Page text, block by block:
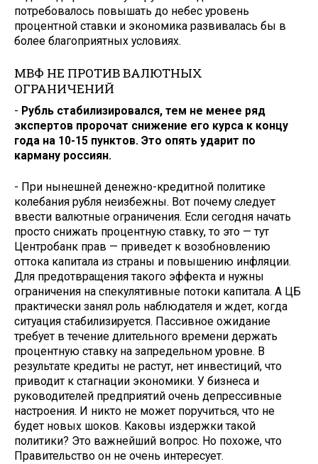
потребовалось повышать до небес уровень
процентной ставки и экономика развивалась бы в
более благоприятных условиях.
МВФ НЕ ПРОТИВ ВАЛЮТНЫХ
ОГРАНИЧЕНИЙ
- Рубль стабилизировался, тем не менее ряд
экспертов пророчат снижение его курса к концу
года на 10-15 пунктов. Это опять ударит по
карману россиян.
- При нынешней денежно-кредит­ной политике
колебания рубля неиз­бежны. Вот почему следует
ввести валютные ограничения. Если сегод­ня начать
просто снижать процент­ную ставку, то это — тут
Центробанк прав — приведет к возобновлению
оттока капитала из страны и повышению инфляции.
Для предотвраще­ния такого эффекта и нужны
ограни­чения на спекулятивные потоки ка­питала. А ЦБ
практически занял роль наблюдателя и ждет, когда
ситуация стабилизируется. Пассивное ожида­ние
требует в течение длительного времени держать
процентную ставку на запредельном уровне. В
результа­те кредиты не растут, нет инвести­ций, что
приводит к стагнации эко­номики. У бизнеса и
руководителей предприятий очень депрессивные
настроения. И никто не может по­ручиться, что не
будет новых шоков. Каковы издержки такой
политики? Это важнейший вопрос. Но похоже, что
Правительство он не очень инте­ресует.